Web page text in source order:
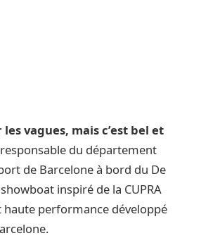
vagues, mais c’est bel et
du département
de Barcelone à bord du De
inspiré de la CUPRA
haute performance développé